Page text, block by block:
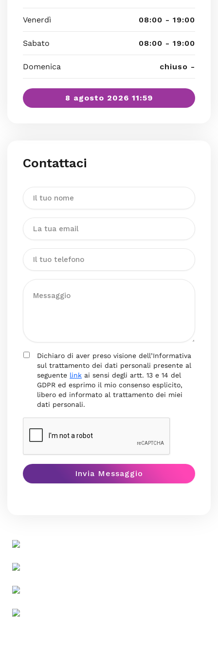
Venerdì 08:00 - 19:00
Sabato 08:00 - 19:00
Domenica chiuso -
8 agosto 2026 11:59
Contattaci
Dichiaro di aver preso visione dell’Informativa
sul trattamento dei dati personali presente al
seguente link ai sensi degli artt. 13 e 14 del
GDPR ed esprimo il mio consenso esplicito,
libero ed informato al trattamento dei miei
dati personali.